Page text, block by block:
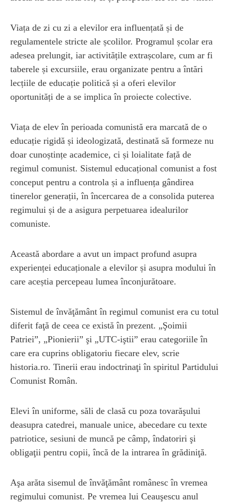
Viața de zi cu zi a elevilor era influențată și de
regulamentele stricte ale școlilor. Programul școlar era
adesea prelungit, iar activitățile extrașcolare, cum ar fi
taberele și excursiile, erau organizate pentru a întări
lecțiile de educație politică și a oferi elevilor
oportunități de a se implica în proiecte colective.
Viața de elev în perioada comunistă era marcată de o
educație rigidă și ideologizată, destinată să formeze nu
doar cunoștințe academice, ci și loialitate față de
regimul comunist. Sistemul educațional comunist a fost
conceput pentru a controla și a influența gândirea
tinerelor generații, în încercarea de a consolida puterea
regimului și de a asigura perpetuarea idealurilor
comuniste.
Această abordare a avut un impact profund asupra
experienței educaționale a elevilor și asupra modului în
care aceștia percepeau lumea înconjurătoare.
Sistemul de învăţământ în regimul comunist era cu totul
diferit faţă de ceea ce există în prezent. „Şoimii
Patriei”, „Pionierii” şi „UTC-iştii” erau categoriile în
care era cuprins obligatoriu fiecare elev, scrie
historia.ro. Tinerii erau indoctrinaţi în spiritul Partidului
Comunist Român.
Elevi în uniforme, săli de clasă cu poza tovarăşului
deasupra catedrei, manuale unice, abecedare cu texte
patriotice, sesiuni de muncă pe câmp, îndatoriri şi
obligaţii pentru copii, încă de la intrarea în grădiniţă.
Aşa arăta sisemul de învăţământ românesc în vremea
regimului comunist. Pe vremea lui Ceauşescu anul